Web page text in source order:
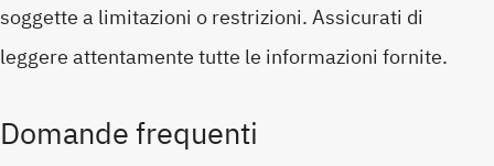
soggette a limitazioni o restrizioni. Assicurati di
leggere attentamente tutte le informazioni fornite.
Domande frequenti